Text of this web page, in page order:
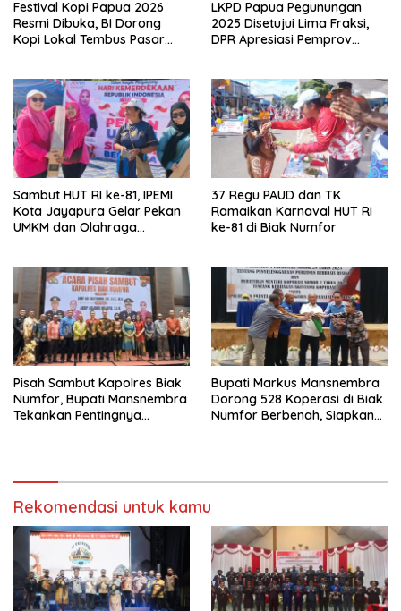
Festival Kopi Papua 2026
Resmi Dibuka, BI Dorong
Kopi Lokal Tembus Pasar
LKPD Papua Pegunungan
2025 Disetujui Lima Fraksi,
DPR Apresiasi Pemprov
Sambut HUT RI ke-81, IPEMI
Kota Jayapura Gelar Pekan
UMKM dan Olahraga
37 Regu PAUD dan TK
Ramaikan Karnaval HUT RI
ke-81 di Biak Numfor
Pisah Sambut Kapolres Biak
Numfor, Bupati Mansnembra
Tekankan Pentingnya
Bupati Markus Mansnembra
Dorong 528 Koperasi di Biak
Numfor Berbenah, Siapkan
Rekomendasi untuk kamu